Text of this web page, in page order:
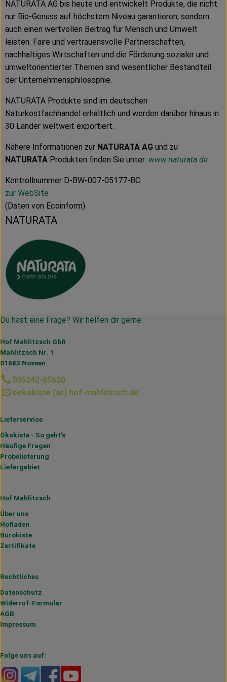
NATURATA AG bis heute und entwickelt Produkte, die nicht
nur Bio-Genuss auf höchstem Niveau garantieren, sondern
auch einen wertvollen Beitrag für Mensch und Umwelt
leisten. Faire und vertrauensvolle Partnerschaften,
nachhaltiges Wirtschaften und die Förderung sozialer und
umweltorientierter Themen sind wesentlicher Bestandteil
der Unternehmensphilosophie.
NATURATA Produkte sind im deutschen
Naturkostfachhandel erhältlich und werden darüber hinaus in
30 Länder weltweit exportiert.
Nähere Informationen zur NATURATA AG und zu
NATURATA Produkten finden Sie unter: www.naturata.de
Kontrollnummer D-BW-007-05177-BC
zur WebSite
(Daten von Ecoinform)
NATURATA
Du hast eine Frage? Wir helfen dir gerne:
Hof Mahlitzsch GbR
Mahlitzsch Nr. 1
01683 Nossen
035242-65620
oekokiste (at) hof-mahlitzsch.de
Lieferservice
Ökokiste - So geht's
Häufige Fragen
Probelieferung
Liefergebiet
Hof Mahlitzsch
Über uns
Hofladen
Bürokiste
Zertifikate
Rechtliches
Datenschutz
Widerruf-Formular
AGB
Impressum
Folge uns auf:
Externer Link zu https://www.instagram.com/
Externer Link zu https://t.me/s/hofmahlitzsch
Externer Link zu https://www.facebook.com/